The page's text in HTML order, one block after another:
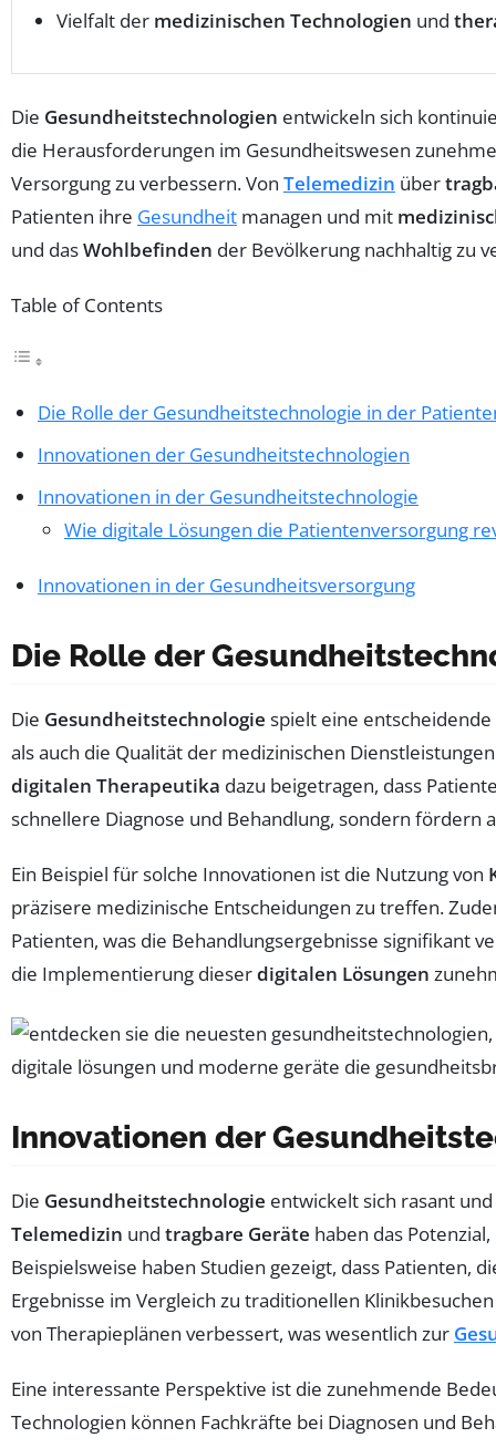
Vielfalt der medizinischen Technologien und
Die Gesundheitstechnologien entwickeln sich
die Herausforderungen im Gesundheitswesen
Versorgung zu verbessern. Von Telemedizin über
Patienten ihre Gesundheit managen und mit
und dasWohlbefinden der Bevölkerung nachhaltig zu
Table of Contents
Die Rolle der Gesundheitstechnologie in der
Innovationen der Gesundheitstechnologien
Innovationen in der Gesundheitstechnologie
Wie digitale Lösungen die Patientenversorgung
Innovationen in der Gesundheitsversorgung
Die Rolle der
Die Gesundheitstechnologie spielt eine
als auch die Qualität der medizinischen
digitalen Therapeutika dazu beigetragen, dass
schnellere Diagnose und Behandlung, sondern fördern
Ein Beispiel für solche Innovationen ist die Nutzung von
präzisere medizinische Entscheidungen zu treffen.
Patienten, was die Behandlungsergebnisse signifikant
die Implementierung dieserdigitalen Lösungen
Innovationen der
Die Gesundheitstechnologie entwickelt sich rasant
Telemedizin und tragbare Geräte haben das
Beispielsweise haben Studien gezeigt, dass
Ergebnisse im Vergleich zu traditionellen
von Therapieplänen verbessert, was wesentlich zur
Eine interessante Perspektive ist die zunehmende
Technologien können Fachkräfte bei Diagnosen und